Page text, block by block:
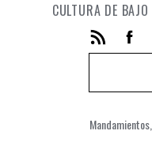
CULTURA DE
rMandamientos,